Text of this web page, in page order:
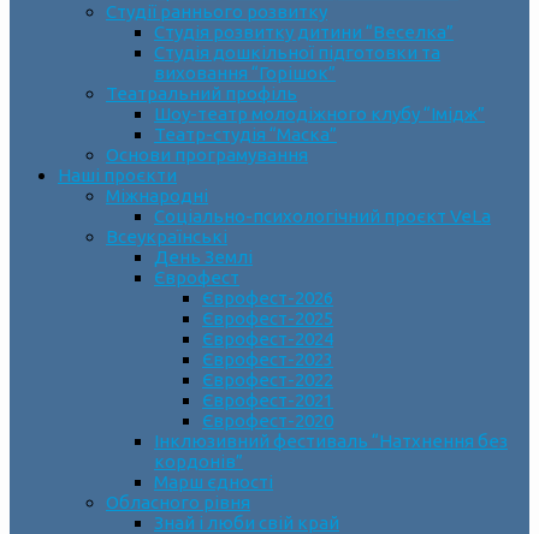
Студії раннього розвитку
Студія розвитку дитини “Веселка”
Студія дошкільної підготовки та
виховання “Горішок”
Театральний профіль
Шоу-театр молодіжного клубу “Імідж”
Театр-студія “Маска”
Основи програмування
Наші проєкти
Міжнародні
Соціально-психологічний проєкт VeLa
Всеукраїнські
День Землі
Єврофест
Єврофест-2026
Єврофест-2025
Єврофест-2024
Єврофест-2023
Єврофест-2022
Єврофест-2021
Єврофест-2020
Інклюзивний фестиваль “Натхнення без
кордонів”
Марш єдності
Обласного рівня
Знай і люби свій край